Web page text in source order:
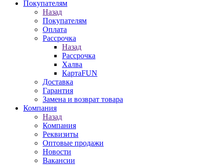
Покупателям
Назад
Покупателям
Оплата
Рассрочка
Назад
Рассрочка
Халва
КартаFUN
Доставка
Гарантия
Замена и возврат товара
Компания
Назад
Компания
Реквизиты
Оптовые продажи
Новости
Вакансии